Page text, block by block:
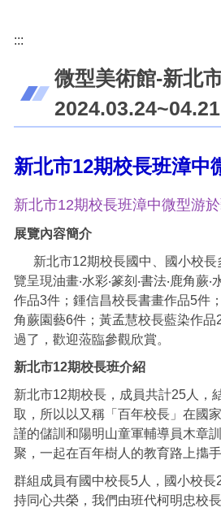
:::
微型美術館-新北
2024.03.24~04.21
新北市12期校長班漳中
新北市12期校長班漳中微型游
展覽內容簡介
新北市12期校長國中、國小校長
覽呈現油畫‧水彩‧篆刻‧書法‧鹿角
作品3件；鍾信昌校長書畫作品5件
角蕨園藝6件；黃孟慧校長藍染作
過了，歡迎蒞臨參觀欣賞。
新北市12期校長班介紹
新北市12期校長，成員共計25人，
取，所以以又稱「百年校長」在國
謹的儲訓和陽明山童軍輔導員木章
聚，一起在百年樹人的教育路上㩦手
群組成員有國中校長5人，國小校
持同心共榮，我們由班代柯明忠校